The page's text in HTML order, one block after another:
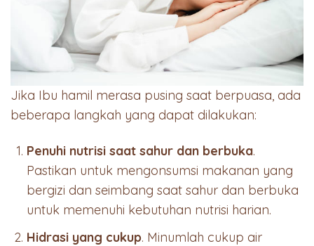
Jika Ibu hamil merasa pusing saat berpuasa, ada
beberapa langkah yang dapat dilakukan:
Penuhi nutrisi saat sahur dan berbuka.
Pastikan untuk mengonsumsi makanan yang
bergizi dan seimbang saat sahur dan berbuka
untuk memenuhi kebutuhan nutrisi harian.
Hidrasi yang cukup. Minumlah cukup air